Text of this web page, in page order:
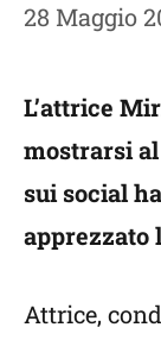
28 Maggio
L’attrice
mostrarsi
sui social
apprezzato
Attrice,